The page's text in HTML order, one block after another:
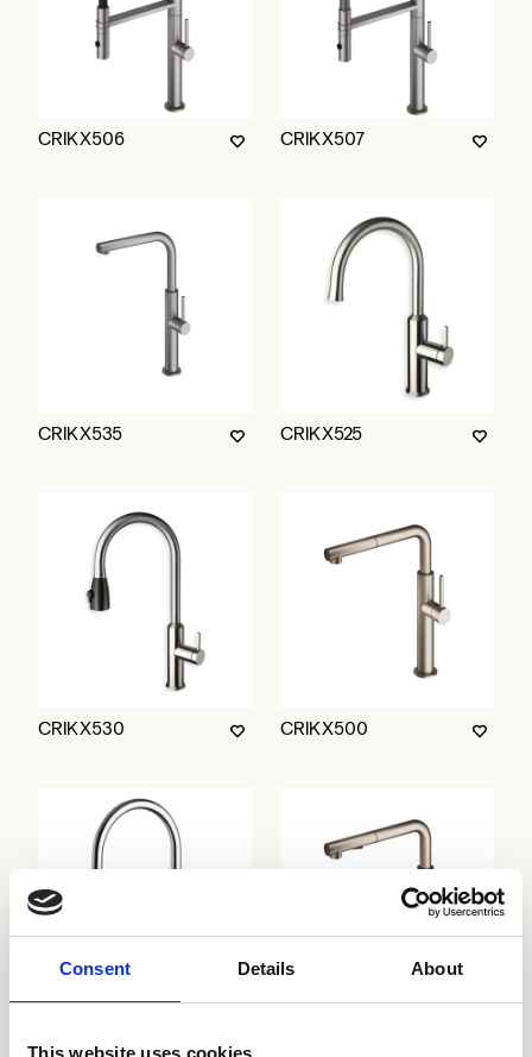
Consent Details About
This website uses cookies
CRIKX506 CRIKX507
CRIKX535 CRIKX525
CRIKX530 CRIKX500